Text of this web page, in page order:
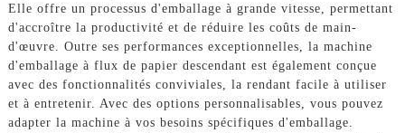
Elle offre un processus d'emballage à grande vitesse, permettant
d'accroître la productivité et de réduire les coûts de main-
d'œuvre. Outre ses performances exceptionnelles, la machine
d'emballage à flux de papier descendant est également conçue
avec des fonctionnalités conviviales, la rendant facile à utiliser
et à entretenir. Avec des options personnalisables, vous pouvez
adapter la machine à vos besoins spécifiques d'emballage.